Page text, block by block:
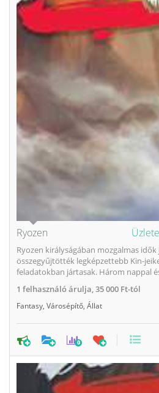
Ryozen
Ryozen királyságában mozgalmas
összegyűjtötték legképzettebb Kin-
feladatokban jártasak. Három nappal
1 felhasználó árulja,35 000 Ft-tól
Fantasy, Városépítő, Állat
0